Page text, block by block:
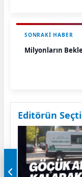
SONRAKI HABER
Milyonların
Editörün